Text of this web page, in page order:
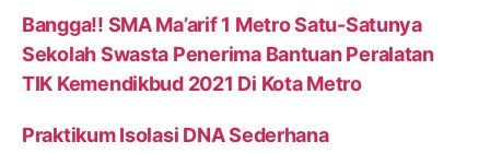
Bangga!! SMA Ma’arif 1 Metro Satu-Satunya
Sekolah Swasta Penerima Bantuan Peralatan
TIK Kemendikbud 2021 Di Kota Metro
Praktikum Isolasi DNA Sederhana